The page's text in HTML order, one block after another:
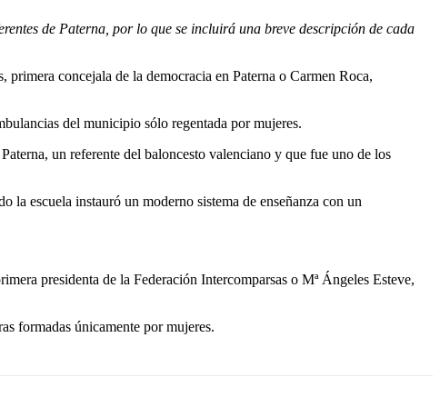
de Paterna, por lo que se incluirá una breve descripción de cada
concejala de la democracia en Paterna o Carmen Roca,
del municipio sólo regentada por mujeres.
un referente del baloncesto valenciano y que fue uno de los
la escuela instauró un moderno sistema de enseñanza con un
presidenta de la Federación Intercomparsas o Mª Ángeles Esteve,
formadas únicamente por mujeres.